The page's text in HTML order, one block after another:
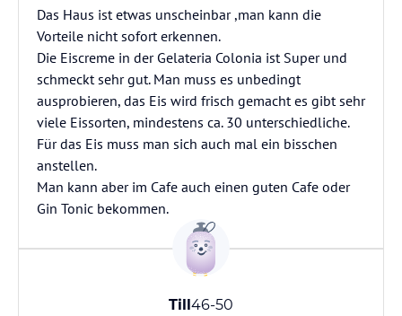
Das Haus ist etwas unscheinbar ,man kann die
Vorteile nicht sofort erkennen.
Die Eiscreme in der Gelateria Colonia ist Super und
schmeckt sehr gut. Man muss es unbedingt
ausprobieren, das Eis wird frisch gemacht es gibt sehr
viele Eissorten, mindestens ca. 30 unterschiedliche.
Für das Eis muss man sich auch mal ein bisschen
anstellen.
Man kann aber im Cafe auch einen guten Cafe oder
Gin Tonic bekommen.
Till46-50